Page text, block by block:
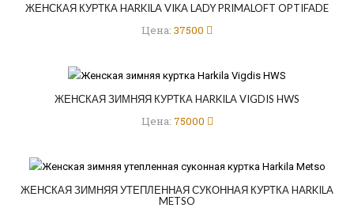
ЖЕНСКАЯ КУРТКА HARKILA VIKA LADY PRIMALOFT OPTIFADE
Цена: 37500
ЖЕНСКАЯ ЗИМНЯЯ КУРТКА HARKILA VIGDIS HWS
Цена: 75000
ЖЕНСКАЯ ЗИМНЯЯ УТЕПЛЕННАЯ СУКОННАЯ КУРТКА HARKILA
METSO